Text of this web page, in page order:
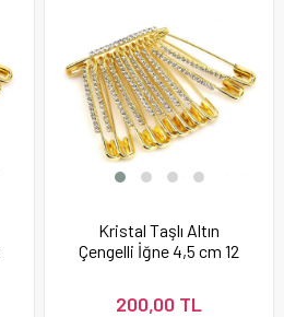
Kristal Taşlı Altın
Çengelli İğne 4,5 cm 12
200,00 TL